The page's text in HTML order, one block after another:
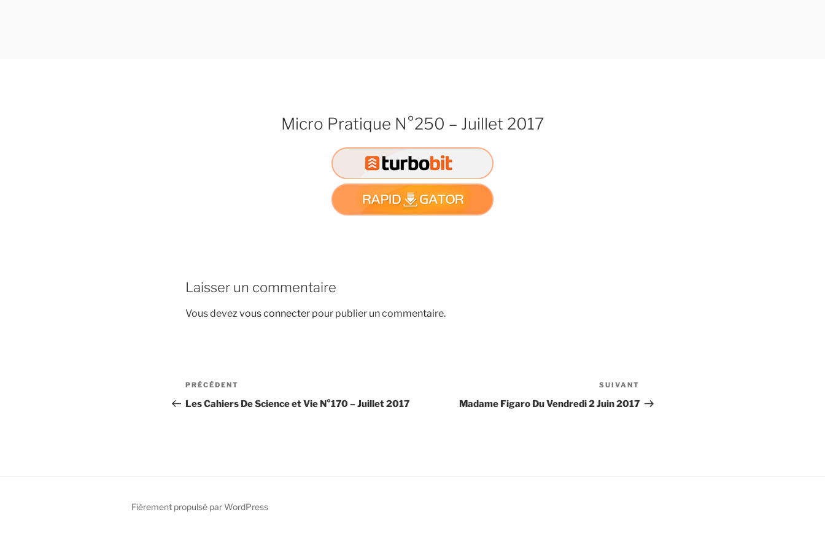
Micro Pratique N°250 – Juillet 2017
Laisser un commentaire
Vous devezvous connecter pour publier un commentaire.
Navigation
de
Article
précédent
PRÉCÉDENT
Les Cahiers De Science et Vie N°170 – Juillet 2017
suivant
SUIVANT
Madame Figaro Du Vendredi 2 Juin 2017
Fièrement propulsé par WordPress